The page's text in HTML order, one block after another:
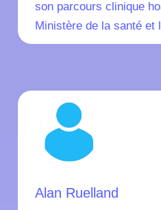
son parcours clinique
Ministère de la santé et
Alan Ruelland